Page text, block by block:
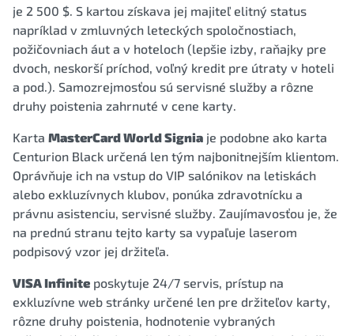
je 2 500 $. S kartou získava jej majiteľ elitný status
napríklad v zmluvných leteckých spoločnostiach,
požičovniach áut a v hoteloch (lepšie izby, raňajky pre
dvoch, neskorší príchod, voľný kredit pre útraty v hoteli
a pod.). Samozrejmosťou sú servisné služby a rôzne
druhy poistenia zahrnuté v cene karty.
Karta MasterCard World Signia je podobne ako karta
Centurion Black určená len tým najbonitnejším klientom.
Oprávňuje ich na vstup do VIP salónikov na letiskách
alebo exkluzívnych klubov, ponúka zdravotnícku a
právnu asistenciu, servisné služby. Zaujímavosťou je, že
na prednú stranu tejto karty sa vypaľuje laserom
podpisový vzor jej držiteľa.
VISA Infinite poskytuje 24/7 servis, prístup na
exkluzívne web stránky určené len pre držiteľov karty,
rôzne druhy poistenia, hodnotenie vybraných